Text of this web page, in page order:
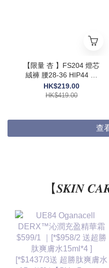
【限量 杏 】FS204 燈芯
絨褲 腰28-36 HIP44 長
39 $419
HK$219.00
HK$419.00
查
【𝑺𝑲𝑰𝑵